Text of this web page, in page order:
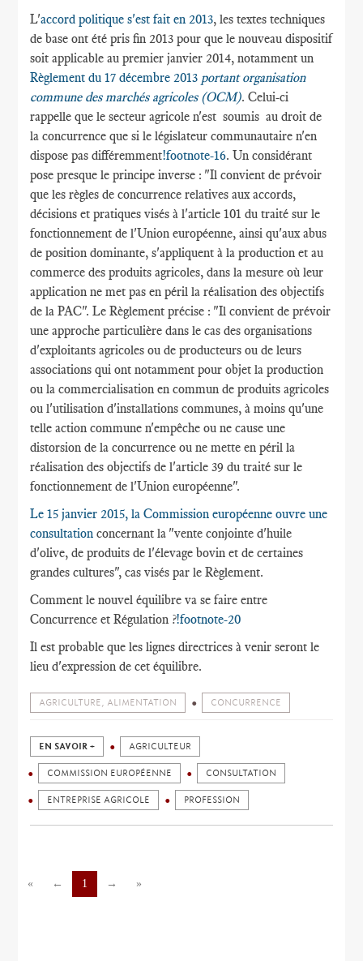
L'accord politique s'est fait en 2013, les textes techniques
de base ont été pris fin 2013 pour que le nouveau dispositif
soit applicable au premier janvier 2014, notamment un
Règlement du 17 décembre 2013 portant organisation
commune des marchés agricoles (OCM). Celui-ci
rappelle que le secteur agricole n'est soumis au droit de
la concurrence que si le législateur communautaire n'en
dispose pas différemment!footnote-16. Un considérant
pose presque le principe inverse : "Il convient de prévoir
que les règles de concurrence relatives aux accords,
décisions et pratiques visés à l'article 101 du traité sur le
fonctionnement de l'Union européenne, ainsi qu'aux abus
de position dominante, s'appliquent à la production et au
commerce des produits agricoles, dans la mesure où leur
application ne met pas en péril la réalisation des objectifs
de la PAC". Le Règlement précise : "Il convient de prévoir
une approche particulière dans le cas des organisations
d'exploitants agricoles ou de producteurs ou de leurs
associations qui ont notamment pour objet la production
ou la commercialisation en commun de produits agricoles
ou l'utilisation d'installations communes, à moins qu'une
telle action commune n'empêche ou ne cause une
distorsion de la concurrence ou ne mette en péril la
réalisation des objectifs de l'article 39 du traité sur le
fonctionnement de l'Union européenne".
Le 15 janvier 2015, la Commission européenne ouvre une
consultation concernant la "vente conjointe d'huile
d'olive, de produits de l'élevage bovin et de certaines
grandes cultures", cas visés par le Règlement.
Comment le nouvel équilibre va se faire entre
Concurrence et Régulation ?!footnote-20
Il est probable que les lignes directrices à venir seront le
lieu d'expression de cet équilibre.
AGRICULTURE, ALIMENTATION CONCURRENCE
EN SAVOIR + AGRICULTEUR
COMMISSION EUROPÉENNE CONSULTATION
ENTREPRISE AGRICOLE PROFESSION
« ← 1 → »